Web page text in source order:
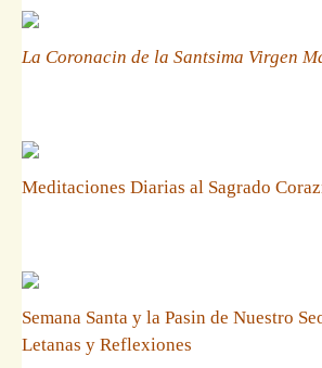
La Coronacin de la Santsima Virgen
Meditaciones Diarias al Sagrado
Semana Santa y la Pasin de Nuestro
Letanas y Reflexiones